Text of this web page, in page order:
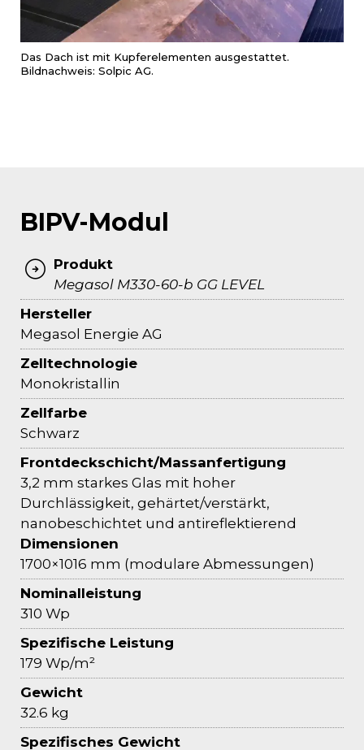
Das Dach ist mit Kupferelementen ausgestattet.
Bildnachweis: Solpic AG.
BIPV-Modul
Produkt
Megasol M330-60-b GG LEVEL
Hersteller
Megasol Energie AG
Zelltechnologie
Monokristallin
Zellfarbe
Schwarz
Frontdeckschicht/Massanfertigung
3,2 mm starkes Glas mit hoher
Durchlässigkeit, gehärtet/verstärkt,
nanobeschichtet und antireflektierend
Dimensionen
1700×1016 mm (modulare Abmessungen)
Nominalleistung
310 Wp
Spezifische Leistung
179 Wp/m²
Gewicht
32.6 kg
Spezifisches Gewicht